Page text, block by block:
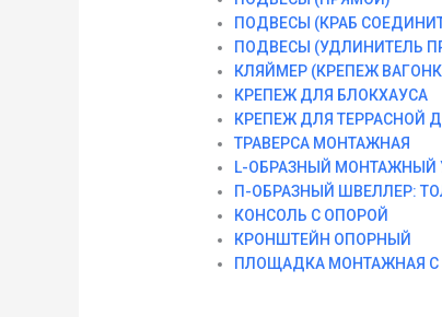
ПОДВЕСЫ (КРАБ
ПОДВЕСЫ (УДЛИНИТЕЛЬ
КЛЯЙМЕР (КРЕПЕЖ
КРЕПЕЖ ДЛЯ БЛОКХАУСА
КРЕПЕЖ ДЛЯ ТЕРРАСНОЙ
ТРАВЕРСА МОНТАЖНАЯ
L-ОБРАЗНЫЙ МОНТАЖНЫЙ
П-ОБРАЗНЫЙ ШВЕЛЛЕР:
КОНСОЛЬ С ОПОРОЙ
КРОНШТЕЙН ОПОРНЫЙ
ПЛОЩАДКА МОНТАЖНАЯ С